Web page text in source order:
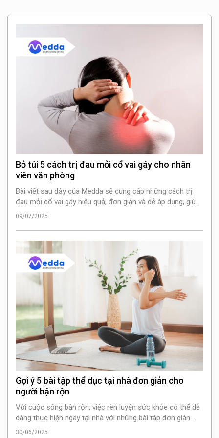
Bỏ túi 5 cách trị đau mỏi cổ vai gáy cho nhân
viên văn phòng
Bài viết sau đây của Medda sẽ cung cấp những cách trị
đau mỏi cổ vai gáy hiệu quả, đơn giản và dễ áp dụng, giúp
bạn cải thiện tình trạng sức khỏe tốt hơn.
09/07/2025
Gợi ý 5 bài tập thể dục tại nhà đơn giản cho
người bận rộn
Với cuộc sống bận rộn, việc rèn luyện sức khỏe có thể dễ
dàng thực hiện ngay tại nhà với những bài tập đơn giản.
Dưới đây là 5 bài tập thể dục tại nhà giúp nâng cao sức
30/06/2025